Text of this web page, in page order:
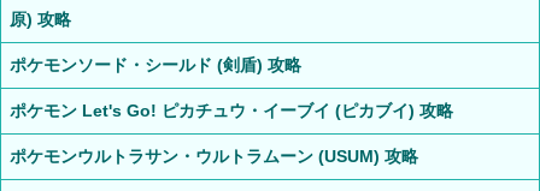
原) 攻略
ポケモンソード・シールド (剣盾) 攻略
ポケモン Let's Go! ピカチュウ・イーブイ (ピカブイ) 攻略
ポケモンウルトラサン・ウルトラムーン (USUM) 攻略